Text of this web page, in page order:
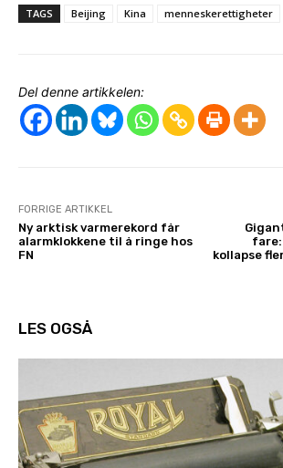
TAGS Beijing Kina menneskerettigheter
Del denne artikkelen:
FORRIGE ARTIKKEL
Ny arktisk varmerekord får
alarmklokkene til å ringe hos
FN
kollapse
LES OGSÅ